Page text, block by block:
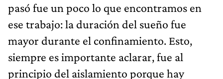
pasó fue un poco lo que encontramos en
ese trabajo: la duración del sueño fue
mayor durante el confinamiento. Esto,
siempre es importante aclarar, fue al
principio del aislamiento porque hay